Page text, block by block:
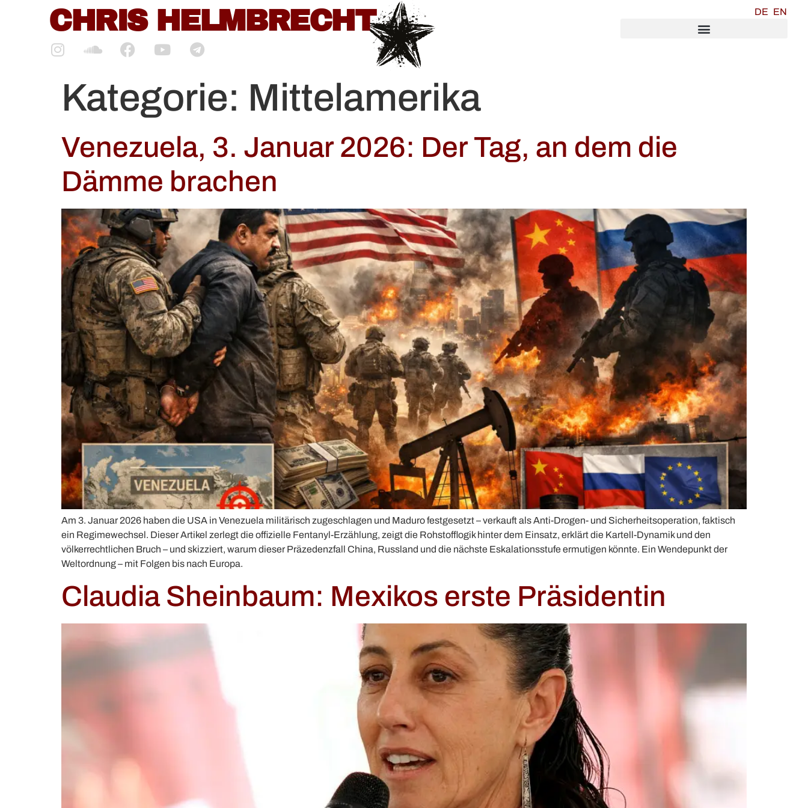
CHRIS HELMBRECHT DE EN
Kategorie: Mittelamerika
Venezuela, 3. Januar 2026: Der Tag, an dem die
Dämme brachen
Am 3. Januar 2026 haben die USA in Venezuela militärisch zugeschlagen und Maduro festgesetzt – verkauft als Anti-Drogen- und Sicherheitsoperation, faktisch
ein Regimewechsel. Dieser Artikel zerlegt die offizielle Fentanyl-Erzählung, zeigt die Rohstofflogik hinter dem Einsatz, erklärt die Kartell-Dynamik und den
völkerrechtlichen Bruch – und skizziert, warum dieser Präzedenzfall China, Russland und die nächste Eskalationsstufe ermutigen könnte. Ein Wendepunkt der
Weltordnung – mit Folgen bis nach Europa.
Claudia Sheinbaum: Mexikos erste Präsidentin